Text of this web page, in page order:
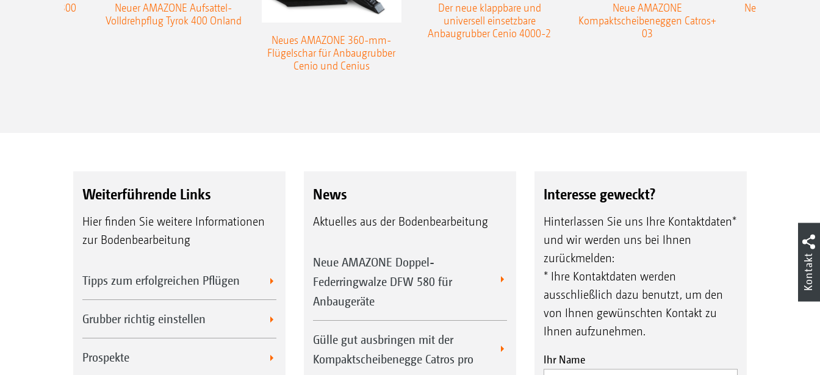
Teres 300
Neuer AMAZONE Aufsattel-
Volldrehpflug Tyrok 400 Onland
Neues AMAZONE 360-mm-
Flügelschar für Anbaugrubber
Cenio und Cenius
Der neue klappbare und
universell einsetzbare
Anbaugrubber Cenio 4000-2
Neue AMAZONE
Kompaktscheibeneggen Catros+
03
Neuer
Weiterführende Links
Hier finden Sie weitere Informationen
zur Bodenbearbeitung
Tipps zum erfolgreichen Pflügen
Grubber richtig einstellen
Prospekte
News
Aktuelles aus der Bodenbearbeitung
Neue AMAZONE Doppel-
Federringwalze DFW 580 für
Anbaugeräte
Gülle gut ausbringen mit der
Kompaktscheibenegge Catros pro
Interesse geweckt?
Hinterlassen Sie uns Ihre Kontaktdaten*
und wir werden uns bei Ihnen
zurückmelden:
* Ihre Kontaktdaten werden
ausschließlich dazu benutzt, um den
von Ihnen gewünschten Kontakt zu
Ihnen aufzunehmen.
Ihr Name
Kontakt